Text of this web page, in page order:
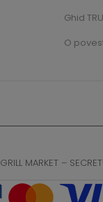
Ghid
O
GRILL MARKET –